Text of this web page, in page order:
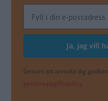
Genom att anmäla dig
personuppgiftspolicy.